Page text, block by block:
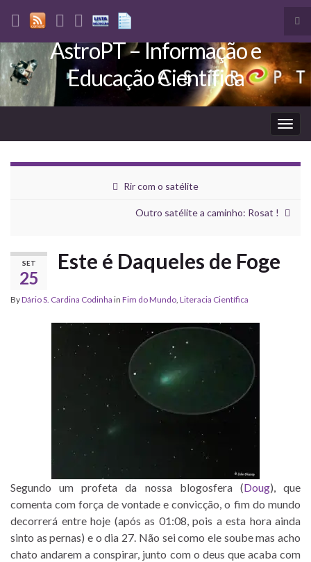
Search for:
AstroPT – Informação e
Educação Científica
Rir com o satélite
Outro satélite a caminho: Rosat !
SET
25
Este é Daqueles de Foge
ByDário S. Cardina Codinha in Fim do Mundo, Literacia Científica
Segundo um profeta da nossa blogosfera (Doug), que
comenta com força de vontade e convicção, o fim do mundo
decorrerá entre hoje (após as 01:08, pois a esta hora ainda
sinto as pernas) e o dia 27. Não sei como ele soube mas acho
chato andarem a conspirar, junto com o deus que acaba com